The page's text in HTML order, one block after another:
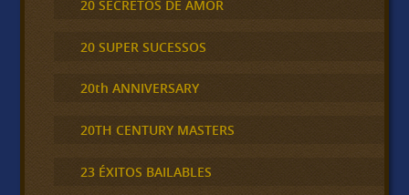
20 SECRETOS DE AMOR
20 SUPER SUCESSOS
20th ANNIVERSARY
20TH CENTURY MASTERS
23 ÉXITOS BAILABLES